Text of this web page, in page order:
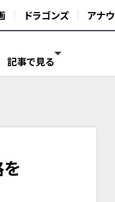
ドラゴンズ アナ
記事で見る